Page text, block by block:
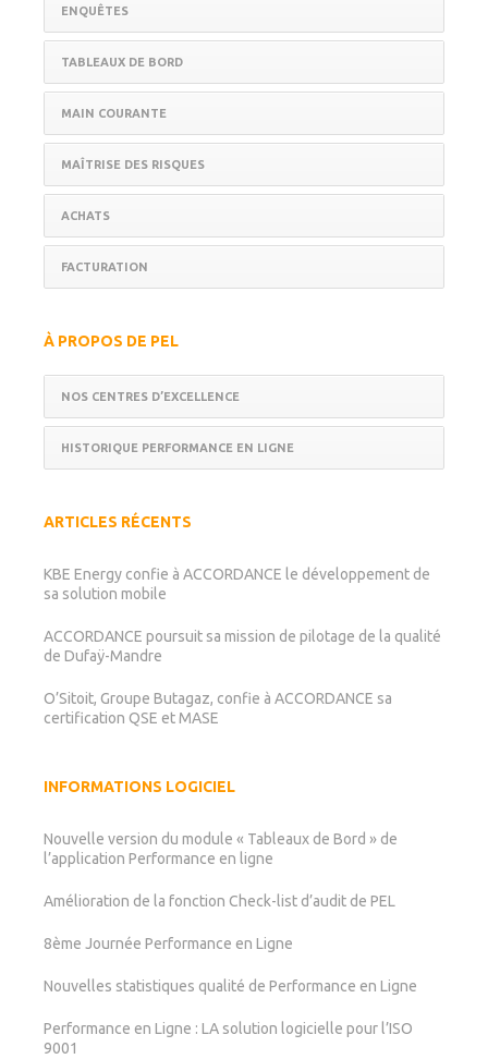
ENQUÊTES
TABLEAUX DE BORD
MAIN COURANTE
MAÎTRISE DES RISQUES
ACHATS
FACTURATION
À PROPOS DE PEL
NOS CENTRES D’EXCELLENCE
HISTORIQUE PERFORMANCE EN LIGNE
ARTICLES RÉCENTS
KBE Energy confie à ACCORDANCE le développement de
sa solution mobile
ACCORDANCE poursuit sa mission de pilotage de la qualité
de Dufaÿ-Mandre
O’Sitoit, Groupe Butagaz, confie à ACCORDANCE sa
certification QSE et MASE
INFORMATIONS LOGICIEL
Nouvelle version du module « Tableaux de Bord » de
l’application Performance en ligne
Amélioration de la fonction Check-list d’audit de PEL
8ème Journée Performance en Ligne
Nouvelles statistiques qualité de Performance en Ligne
Performance en Ligne : LA solution logicielle pour l’ISO
9001